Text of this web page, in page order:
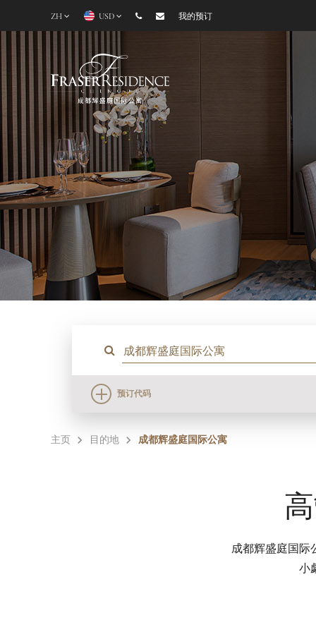
ZH USD 我的预订
预订代码
主页 目的地 成都辉盛庭国际公寓
成都辉盛庭国际
小